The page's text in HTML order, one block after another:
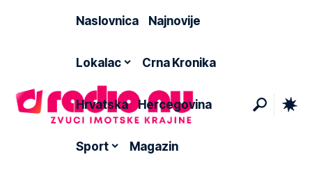
Naslovnica Najnovije
Lokalac Crna Kronika
Hrvatska Hercegovina
Sport Magazin